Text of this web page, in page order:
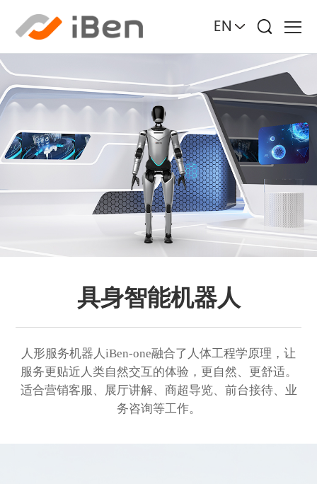
EN
具身智能机器人
人形服务机器人iBen-one融合了人体工程学原理，让
服务更贴近人类自然交互的体验，更自然、更舒适。
适合营销客服、展厅讲解、商超导览、前台接待、业
务咨询等工作。